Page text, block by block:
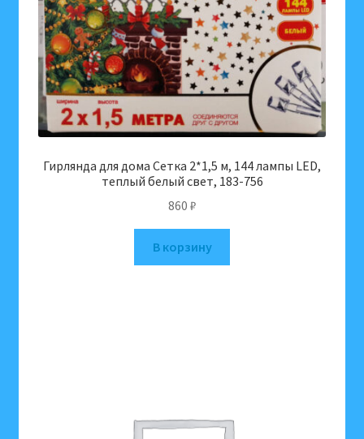
Гирлянда для дома Сетка 2*1,5 м, 144 лампы LED,
теплый белый свет, 183-756
860 ₽
В корзину